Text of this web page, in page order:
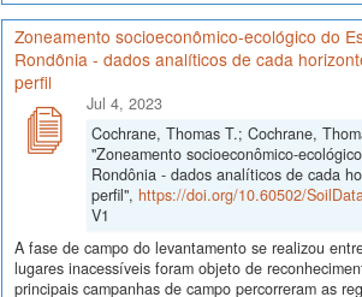
Zoneamento socioeconômico-ecológico do
Rondônia - dados analíticos de cada
perfil
Jul 4, 2023
Cochrane, Thomas T.; Cochrane,
"Zoneamento socioeconômico-
Rondônia - dados analíticos de cada
perfil", https://doi.org/10.60502/
V1
A fase de campo do levantamento se realizou
lugares inacessíveis foram objeto de
principais campanhas de campo percorreram as